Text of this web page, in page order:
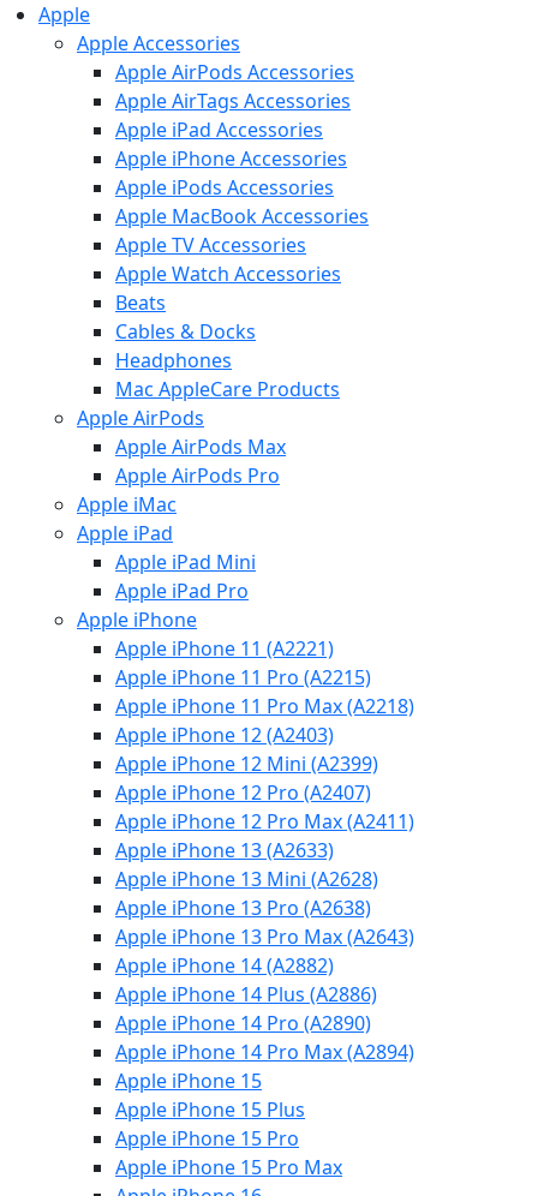
Apple
Apple Accessories
Apple AirPods Accessories
Apple AirTags Accessories
Apple iPad Accessories
Apple iPhone Accessories
Apple iPods Accessories
Apple MacBook Accessories
Apple TV Accessories
Apple Watch Accessories
Beats
Cables & Docks
Headphones
Mac AppleCare Products
Apple AirPods
Apple AirPods Max
Apple AirPods Pro
Apple iMac
Apple iPad
Apple iPad Mini
Apple iPad Pro
Apple iPhone
Apple iPhone 11 (A2221)
Apple iPhone 11 Pro (A2215)
Apple iPhone 11 Pro Max (A2218)
Apple iPhone 12 (A2403)
Apple iPhone 12 Mini (A2399)
Apple iPhone 12 Pro (A2407)
Apple iPhone 12 Pro Max (A2411)
Apple iPhone 13 (A2633)
Apple iPhone 13 Mini (A2628)
Apple iPhone 13 Pro (A2638)
Apple iPhone 13 Pro Max (A2643)
Apple iPhone 14 (A2882)
Apple iPhone 14 Plus (A2886)
Apple iPhone 14 Pro (A2890)
Apple iPhone 14 Pro Max (A2894)
Apple iPhone 15
Apple iPhone 15 Plus
Apple iPhone 15 Pro
Apple iPhone 15 Pro Max